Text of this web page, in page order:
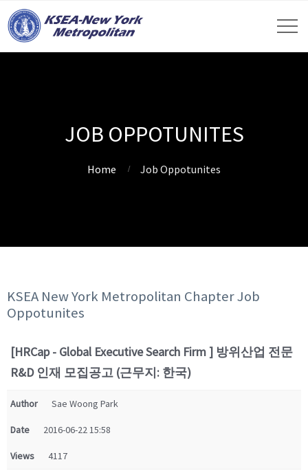
JOB OPPOTUNITES
Home Job Oppotunites
KSEA New York Metropolitan Chapter Job
Oppotunites
[HRCap - Global Executive Search Firm ] 방위산업 전문
R&D 인재 모집공고 (근무지: 한국)
Author Sae Woong Park
Date 2016-06-22 15:58
Views 4117